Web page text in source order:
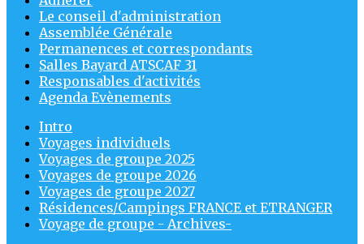
Le conseil d'administration
Assemblée Générale
Permanences et correspondants
Salles Bayard ATSCAF 31
Responsables d'activités
Agenda Evènements
Intro
Voyages individuels
Voyages de groupe 2025
Voyages de groupe 2026
Voyages de groupe 2027
Résidences/Campings FRANCE et ETRANGER
Voyage de groupe - Archives-